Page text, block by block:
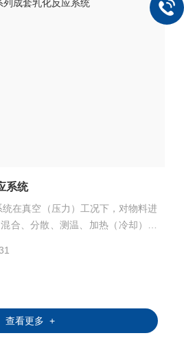
系统
在真空（压力）工况下，对物料进
合、分散、测温、加热（冷却）的
查看更多 +